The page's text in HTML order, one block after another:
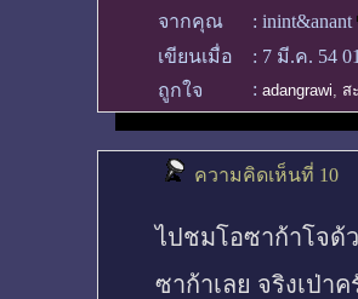
จากคุณ : inint&anant
เขียนเมื่อ
: 7 มี.ค. 54
ถูกใจ
: adangrawi, ส
ความคิดเห็นที่ 10
ไปชมโอซาก้าโจด้
ซาก้าเลย จริงเป่า